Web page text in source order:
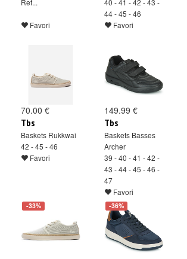
Ref...
Favori
40 - 41 - 42 - 43 -
44 - 45 - 46
Favori
70.00 €
Tbs
Baskets Rukkwai
42 - 45 - 46
Favori
149.99 €
Tbs
Baskets Basses
Archer
39 - 40 - 41 - 42 -
43 - 44 - 45 - 46 -
47
Favori
-33% -36%